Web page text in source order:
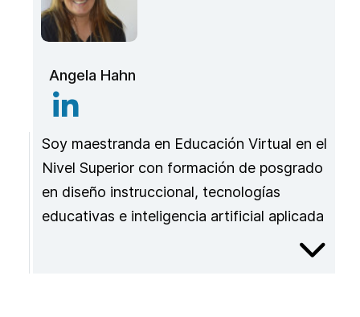
Angela Hahn
Soy maestranda en Educación Virtual en el
Nivel Superior con formación de posgrado
en diseño instruccional, tecnologías
educativas e inteligencia artificial aplicada